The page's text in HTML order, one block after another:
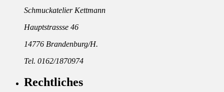
Schmuckatelier Kettmann
Hauptstrassse 46
14776 Brandenburg/H.
Tel. 0162/1870974
Rechtliches